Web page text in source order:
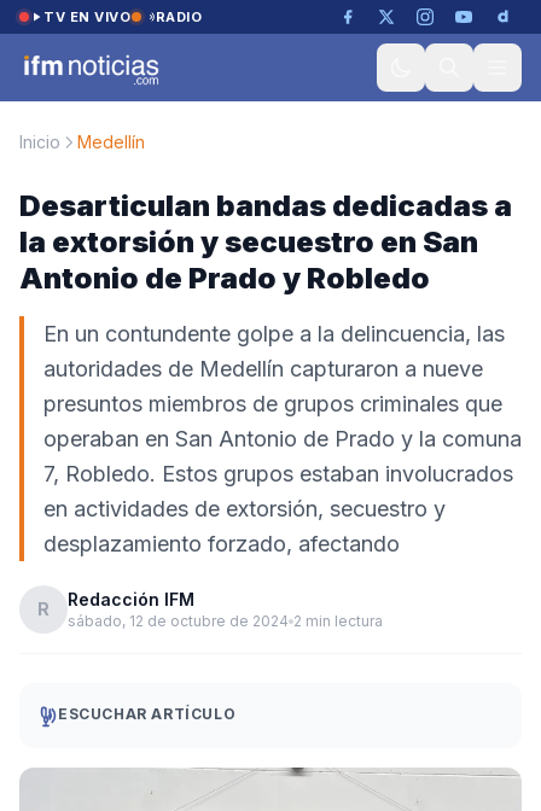
Saltar al contenido
TV EN VIVO RADIO
Inicio Medellín
Desarticulan bandas dedicadas a
la extorsión y secuestro en San
Antonio de Prado y Robledo
En un contundente golpe a la delincuencia, las
autoridades de Medellín capturaron a nueve
presuntos miembros de grupos criminales que
operaban en San Antonio de Prado y la comuna
7, Robledo. Estos grupos estaban involucrados
en actividades de extorsión, secuestro y
desplazamiento forzado, afectando
R Redacción IFM
sábado, 12 de octubre de 2024 2 min lectura
ESCUCHAR ARTÍCULO